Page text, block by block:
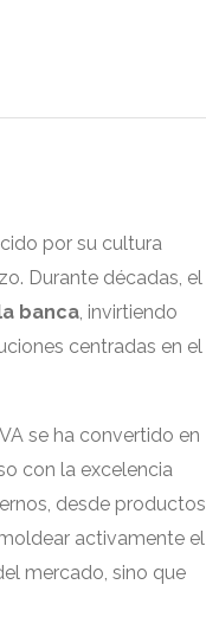
por su cultura
Durante décadas, el
banca, invirtiendo
centradas en el
se ha convertido en
con la excelencia
desde productos
activamente el
mercado, sino que